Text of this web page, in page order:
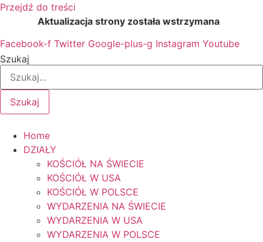
Przejdź do treści
Aktualizacja strony została wstrzymana
Facebook-f Twitter Google-plus-g Instagram Youtube
Szukaj
Szukaj
Home
DZIAŁY
KOŚCIÓŁ NA ŚWIECIE
KOŚCIÓŁ W USA
KOŚCIÓŁ W POLSCE
WYDARZENIA NA ŚWIECIE
WYDARZENIA W USA
WYDARZENIA W POLSCE